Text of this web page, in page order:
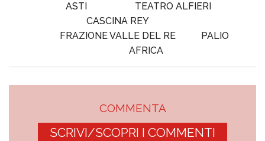
ASTI
TEATRO ALFIERI
CASCINA REY
FRAZIONE VALLE DEL RE
PALIO
AFRICA
COMMENTA
SCRIVI/SCOPRI I COMMENTI